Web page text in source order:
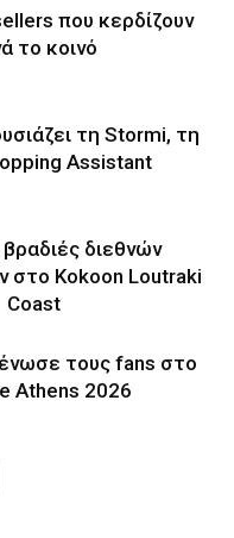
που κερδίζουν
το κοινό
τη Stormi, τη
Assistant
διεθνών
στο Kokoon Loutraki
Coast
τους fans στο
Athens 2026